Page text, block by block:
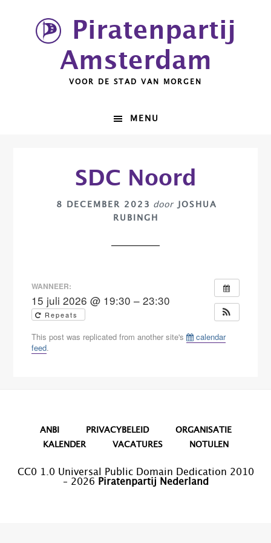
hoofdnavigatie
Piratenpartij
Amsterdam
VOOR DE STAD VAN MORGEN
MENU
SDC Noord
8 DECEMBER 2023 door
JOSHUA
RUBINGH
WANNEER:
15 juli 2026 @ 19:30 – 23:30
Repeats
This post was replicated from another site's
calendar
feed.
ANBI PRIVACYBELEID
ORGANISATIE
KALENDER
VACATURES NOTULEN
CC0 1.0 Universal Public Domain Dedication 2010
– 2026 Piratenpartij Nederland